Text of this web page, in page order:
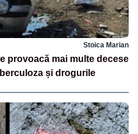
Stoica Marian
provoacă mai multe decese
și drogurile